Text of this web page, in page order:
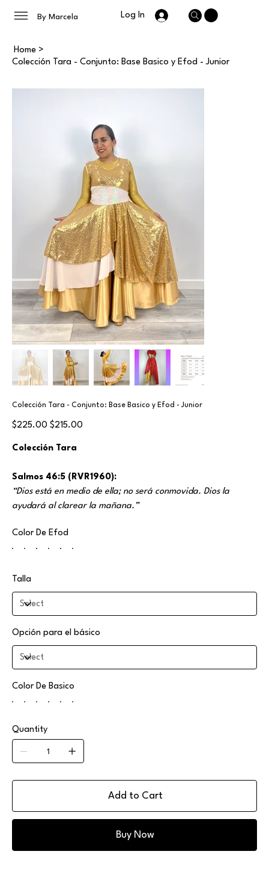
By Marcela Log In
Home >
Colección Tara - Conjunto: Base Basico y Efod - Junior
Colección Tara - Conjunto: Base Basico y Efod - Junior
Original
price
$225.00
Sale
price
$215.00
Colección Tara
Salmos 46:5 (RVR1960):
“Dios está en medio de ella; no será conmovida. Dios la
ayudará al clarear la mañana.”
Color De Efod
Talla
Opción para el básico
Color De Basico
Quantity
Add to Cart
Buy Now